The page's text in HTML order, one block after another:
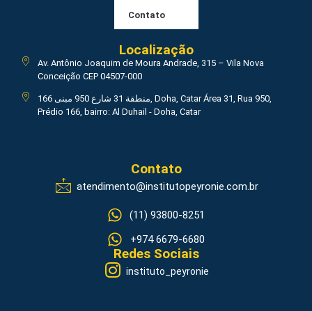
Contato
Localização
Av. Antônio Joaquim de Moura Andrade, 315 – Vila Nova
Conceição CEP 04507-000
منطقة 31 شارع 950 مبنى 166, Doha, Catar Área 31, Rua 950,
Prédio 166, bairro: Al Duhail - Doha, Catar
Contato
atendimento@institutopeyronie.com.br
(11) 93800-8251
+974 6679-6680
Redes Sociais
instituto_peyronie